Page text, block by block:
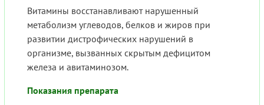
Витамины восстанавливают нарушенный
метаболизм углеводов, белков и жиров при
развитии дистрофических нарушений в
организме, вызванных скрытым дефицитом
железа и авитаминозом.
Показания препарата